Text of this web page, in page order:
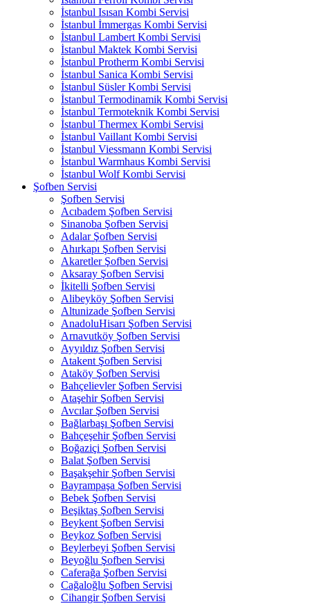
İstanbul Isısan Kombi Servisi
İstanbul İmmergas Kombi Servisi
İstanbul Lambert Kombi Servisi
İstanbul Maktek Kombi Servisi
İstanbul Protherm Kombi Servisi
İstanbul Sanica Kombi Servisi
İstanbul Süsler Kombi Servisi
İstanbul Termodinamik Kombi Servisi
İstanbul Termoteknik Kombi Servisi
İstanbul Thermex Kombi Servisi
İstanbul Vaillant Kombi Servisi
İstanbul Viessmann Kombi Servisi
İstanbul Warmhaus Kombi Servisi
İstanbul Wolf Kombi Servisi
Şofben Servisi
Şofben Servisi
Acıbadem Şofben Servisi
Sinanoba Şofben Servisi
Adalar Şofben Servisi
Ahırkapı Şofben Servisi
Akaretler Şofben Servisi
Aksaray Şofben Servisi
İkitelli Şofben Servisi
Alibeyköy Şofben Servisi
Altunizade Şofben Servisi
AnadoluHisarı Şofben Servisi
Arnavutköy Şofben Servisi
Ayyıldız Şofben Servisi
Atakent Şofben Servisi
Ataköy Şofben Servisi
Bahçelievler Şofben Servisi
Ataşehir Şofben Servisi
Avcılar Şofben Servisi
Bağlarbaşı Şofben Servisi
Bahçeşehir Şofben Servisi
Boğaziçi Şofben Servisi
Balat Şofben Servisi
Başakşehir Şofben Servisi
Bayrampaşa Şofben Servisi
Bebek Şofben Servisi
Beşiktaş Şofben Servisi
Beykent Şofben Servisi
Beykoz Şofben Servisi
Beylerbeyi Şofben Servisi
Beyoğlu Şofben Servisi
Caferağa Şofben Servisi
Cağaloğlu Şofben Servisi
Cihangir Şofben Servisi